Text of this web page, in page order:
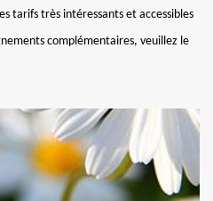
tarifs très intéressants et accessibles
complémentaires, veuillez le